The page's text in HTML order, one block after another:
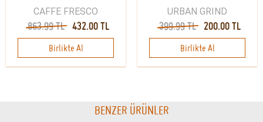
CAFFE FRESCO
863.99 TL 432.00 TL
Birlikte Al
URBAN GRIND
399.99 TL 200.00 TL
Birlikte Al
BENZER ÜRÜNLER